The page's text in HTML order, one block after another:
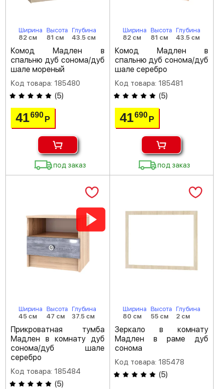
Ширина
82 см
Высота
81 см
Глубина
43.5 см
Комод Мадлен в
спальню дуб сонома/дуб
шале мореный
Код товара: 185480
(5)
41690Р
под заказ
Ширина
82 см
Высота
81 см
Глубина
43.5 см
Комод Мадлен в
спальню дуб сонома/дуб
шале серебро
Код товара: 185481
(5)
41690 Р
под заказ
Ширина
45 см
Высота
47 см
Глубина
37.5 см
Прикроватная тумба
Мадлен в комнату дуб
сонома/дуб шале
серебро
Код товара: 185484
(5)
Ширина
80 см
Высота
55 см
Глубина
2 см
Зеркало в комнату
Мадлен в раме дуб
сонома
Код товара: 185478
(5)